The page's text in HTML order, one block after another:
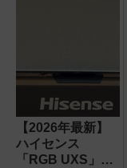
【2026年最新】
ハイセンス
「RGB UXS」登